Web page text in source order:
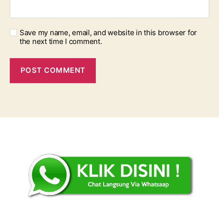
Save my name, email, and website in this browser for
the next time I comment.